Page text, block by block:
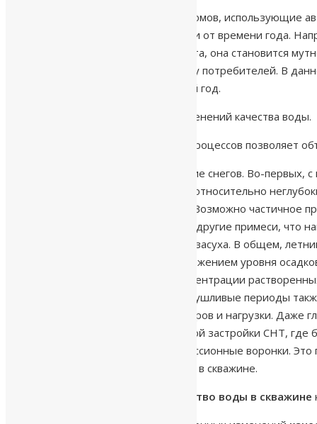
Многие владельцы загородных домов, использующие
заметно отличаться в зависимости от времени года.
Однако, с приходом весны или лета, она становится
естественную тревогу и вопросы у потребителей. В
качество воды в скважине круглый год.
Основные причины сезонных изменений качества воды.
Понимание гидрогеологических процессов позволяет
Весеннее половодье и таяние снегов. Во-
ваша скважина пробурена в относительно
недостаточно качественно. Возможно частичное
вещества, частицы грунта и другие примеси, что
Летнее водопотребление и засуха. В общем,
бассейнов) и возможным снижением уровня
приводит к изменению концентрации
новыми слоями грунта. В засушливые периоды
Влияние техногенных факторов и нагрузки. Даже
частности, в условиях плотной застройки СНТ,
создавать локальные депрессионные воронки.
стабильности качества воды в скважине.
качество воды в скважине